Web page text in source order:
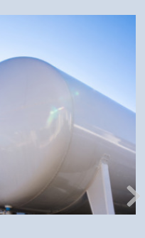
Next